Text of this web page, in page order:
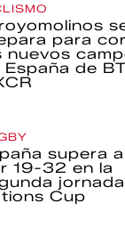
para
nuevos
España de
supera
19-32 en la
Cup